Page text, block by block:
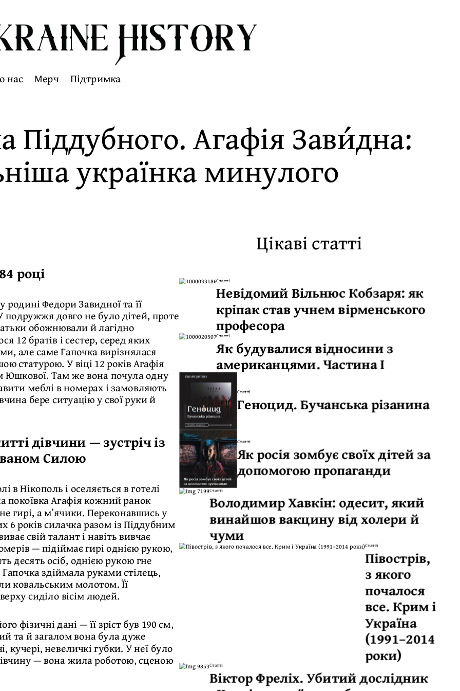
нас Мерч Підтримка
Піддубного. Агафія Зави́дна:
українка минулого
році
Федори Завидної та її
подружжя довго не було дітей, проте
обожнювали й лагідно
12 братів і сестер, серед яких
але саме Гапочка вирізнялася
статурою. У віці 12 років Агафія
Юшкової. Там же вона почула одну
меблі в номерах і замовляють
бере ситуацію у свої руки й
дівчини — зустріч із
Силою
в Нікополь і оселяється в готелі
Агафія кожний ранок
гирі, а мʼячики. Переконавшись у
6 років силачка разом із Піддубним
свій талант і навіть вивчає
— підіймає гирі однією рукою,
десять осіб, однією рукою гне
здіймала руками стілець,
ковальським молотом. Її
сиділо вісім людей.
фізичні дані — її зріст був 190 см,
та й загалом вона була дуже
невеличкі губки. У неї було
— вона жила роботою, сценою
Цікаві статті
Статті
Невідомий Вільнюс Кобзаря: як
кріпак став учнем вірменського
професора
Статті
Як будувалися відносини з
американцями. Частина І
Статті
Геноцид. Бучанська різанина
Статті
Як росія зомбує своїх дітей за
допомогою пропаганди
Статті
Володимир Хавкін: одесит, який
винайшов вакцину від холери й
чуми
Статті
Півострів,
з якого
почалося
все. Крим і
Україна
(1991–2014
роки)
Статті
Віктор Фреліх. Убитий дослідник